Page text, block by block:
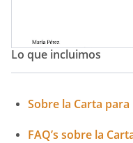
Lo que incluimos
Sobre la Carta
FAQ’s sobre la